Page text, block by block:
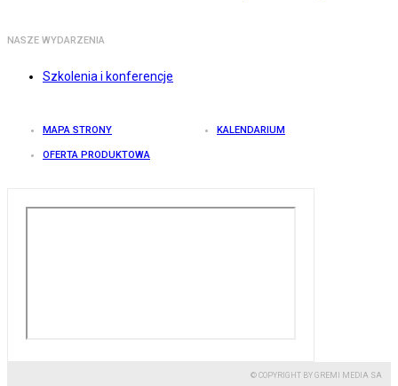
NASZE WYDARZENIA
Szkolenia i konferencje
MAPA STRONY KALENDARIUM
OFERTA PRODUKTOWA
© COPYRIGHT BY GREMI MEDIA SA